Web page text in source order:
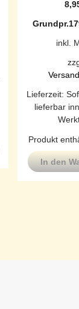
Grundpr.
inkl.
Lieferzeit:
lieferbar
Produkt
In den